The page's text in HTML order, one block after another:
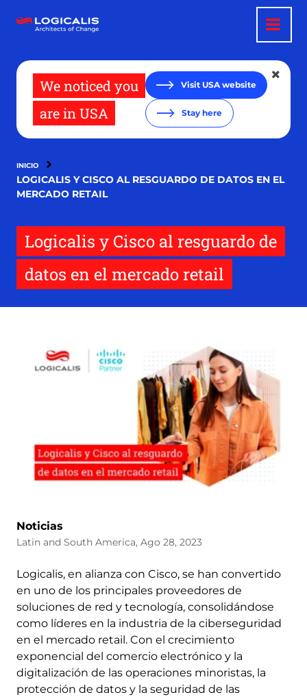
contenido
We noticed you
are in USA
Visit USA website
Stay here
INICIO
LOGICALIS Y CISCO AL RESGUARDO DE DATOS EN EL
MERCADO RETAIL
Logicalis y Cisco al resguardo de
datos en el mercado retail
Noticias
Latin and South America, Ago 28, 2023
Logicalis, en alianza con Cisco, se han convertido
en uno de los principales proveedores de
soluciones de red y tecnología, consolidándose
como líderes en la industria de la ciberseguridad
en el mercado retail. Con el crecimiento
exponencial del comercio electrónico y la
digitalización de las operaciones minoristas, la
protección de datos y la seguridad de las